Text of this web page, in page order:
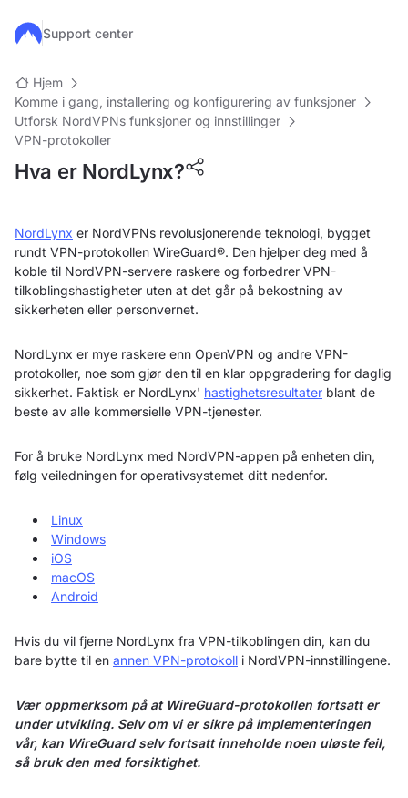
Hopp til hovedinnhold
Support center
Hjem
Komme i gang, installering og konfigurering av funksjoner
Utforsk NordVPNs funksjoner og innstillinger
VPN-protokoller
Hva er NordLynx?
NordLynx er NordVPNs revolusjonerende teknologi, bygget
rundt VPN-protokollen WireGuard®. Den hjelper deg med å
koble til NordVPN-servere raskere og forbedrer VPN-
tilkoblingshastigheter uten at det går på bekostning av
sikkerheten eller personvernet.
NordLynx er mye raskere enn OpenVPN og andre VPN-
protokoller, noe som gjør den til en klar oppgradering for daglig
sikkerhet. Faktisk er NordLynx' hastighetsresultater blant de
beste av alle kommersielle VPN-tjenester.
For å bruke NordLynx med NordVPN-appen på enheten din,
følg veiledningen for operativsystemet ditt nedenfor.
Linux
Windows
iOS
macOS
Android
Hvis du vil fjerne NordLynx fra VPN-tilkoblingen din, kan du
bare bytte til en annen VPN-protokoll i NordVPN-innstillingene.
Vær oppmerksom på at WireGuard-protokollen fortsatt er
under utvikling. Selv om vi er sikre på implementeringen
vår, kan WireGuard selv fortsatt inneholde noen uløste feil,
så bruk den med forsiktighet.